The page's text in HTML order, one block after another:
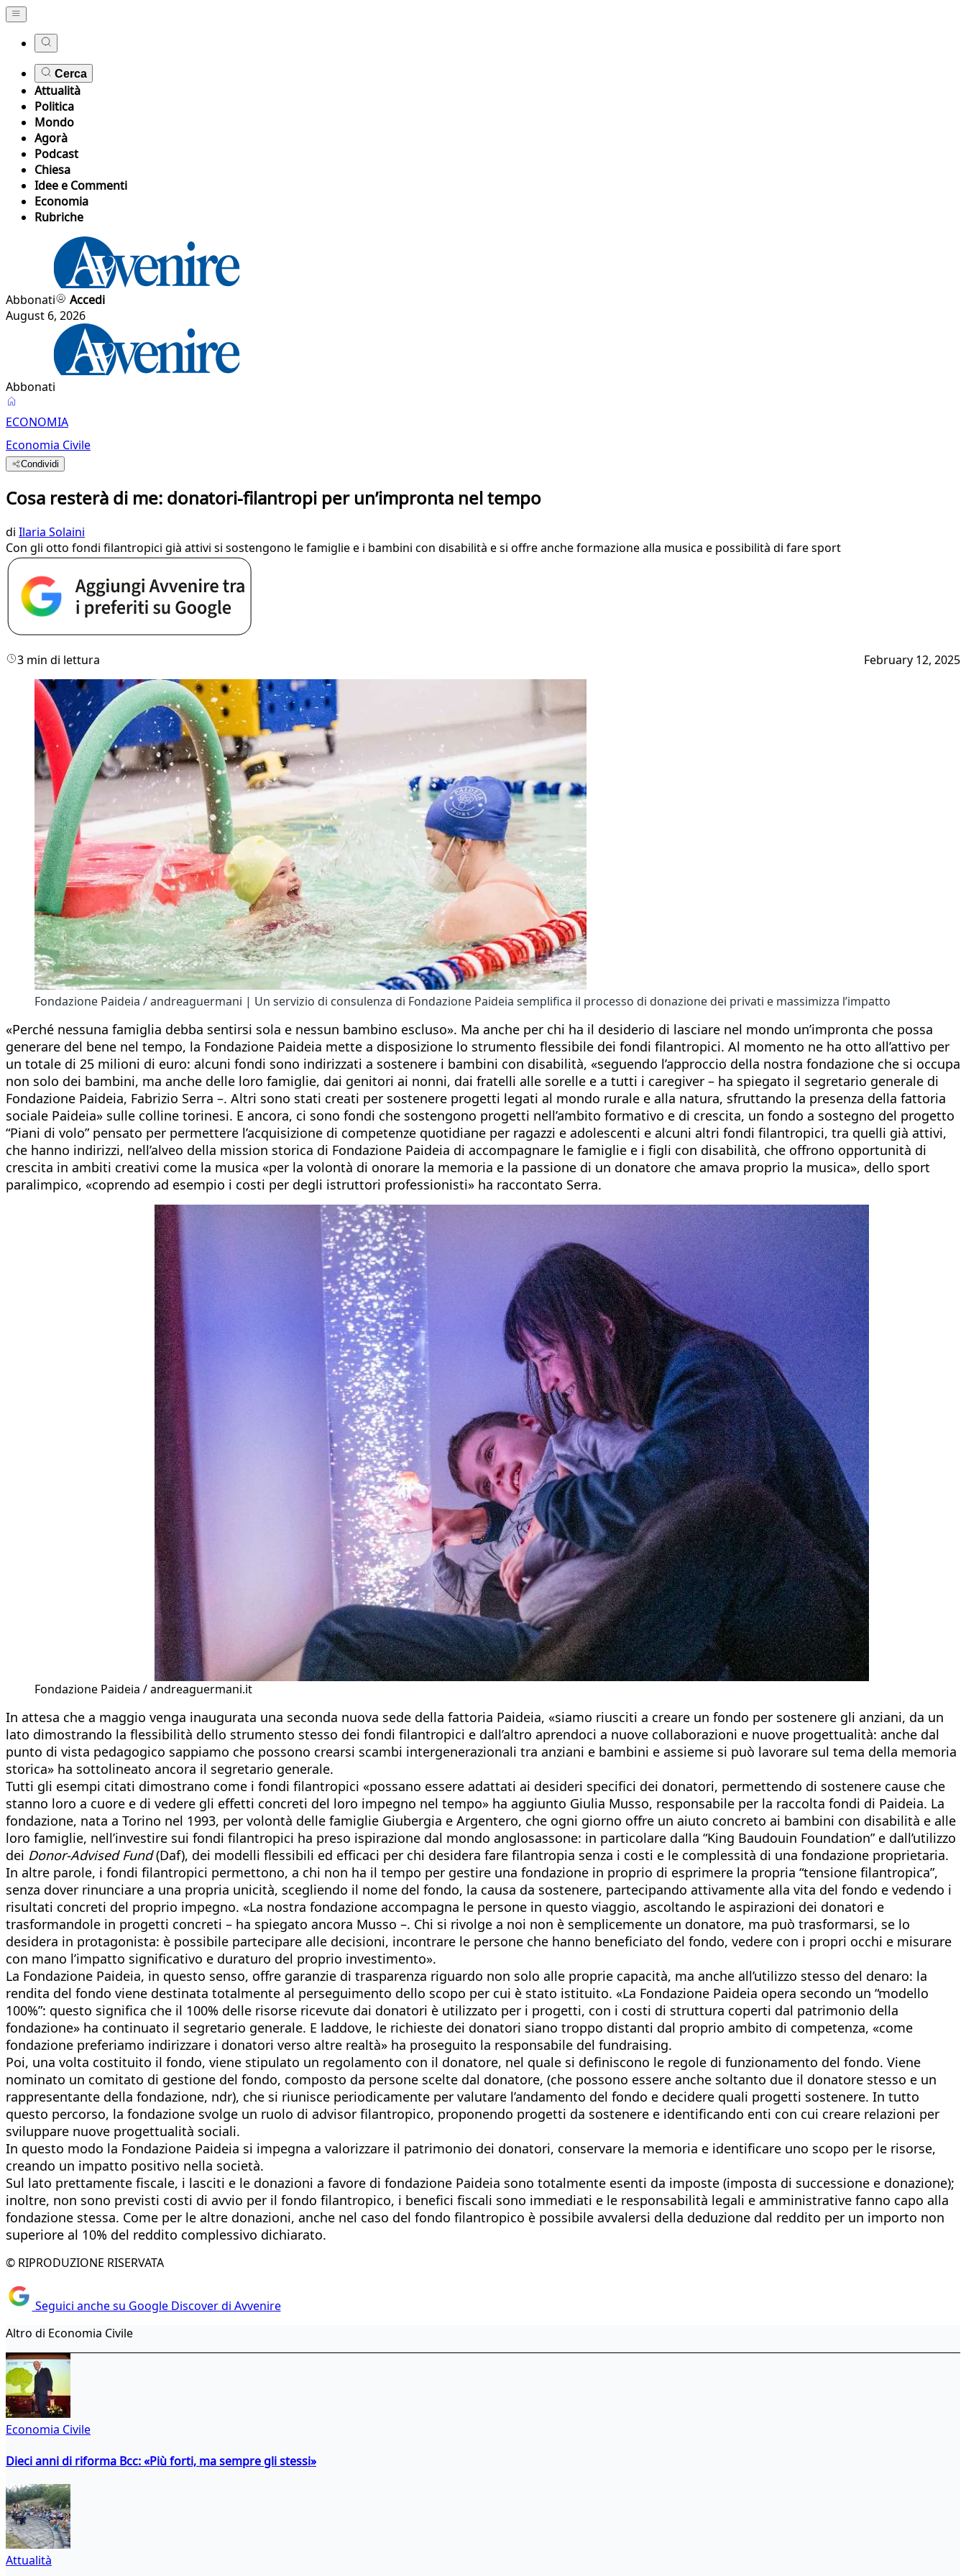
Cerca
Attualità
Politica
Mondo
Agorà
Podcast
Chiesa
Idee e Commenti
Economia
Rubriche
Abbonati
Accedi
August 6, 2026
Abbonati
ECONOMIA
Economia Civile
Condividi
Cosa resterà di me: donatori-filantropi per un’impronta nel tempo
di Ilaria Solaini
Con gli otto fondi filantropici già attivi si sostengono le famiglie e i bambini con disabilità e si offre anche formazione alla musica e possibilità di fare sport
3 min di lettura February 12, 2025
Fondazione Paideia / andreaguermani | Un servizio di consulenza di Fondazione Paideia semplifica il processo di donazione dei privati e massimizza l’impatto
«Perché nessuna famiglia debba sentirsi sola e nessun bambino escluso». Ma anche per chi ha il desiderio di lasciare nel mondo un’impronta che possa
generare del bene nel tempo, la Fondazione Paideia mette a disposizione lo strumento flessibile dei fondi filantropici. Al momento ne ha otto all’attivo per
un totale di 25 milioni di euro: alcuni fondi sono indirizzati a sostenere i bambini con disabilità, «seguendo l’approccio della nostra fondazione che si occupa
non solo dei bambini, ma anche delle loro famiglie, dai genitori ai nonni, dai fratelli alle sorelle e a tutti i caregiver – ha spiegato il segretario generale di
Fondazione Paideia, Fabrizio Serra –. Altri sono stati creati per sostenere progetti legati al mondo rurale e alla natura, sfruttando la presenza della fattoria
sociale Paideia» sulle colline torinesi. E ancora, ci sono fondi che sostengono progetti nell’ambito formativo e di crescita, un fondo a sostegno del progetto
“Piani di volo” pensato per permettere l’acquisizione di competenze quotidiane per ragazzi e adolescenti e alcuni altri fondi filantropici, tra quelli già attivi,
che hanno indirizzi, nell’alveo della mission storica di Fondazione Paideia di accompagnare le famiglie e i figli con disabilità, che offrono opportunità di
crescita in ambiti creativi come la musica «per la volontà di onorare la memoria e la passione di un donatore che amava proprio la musica», dello sport
paralimpico, «coprendo ad esempio i costi per degli istruttori professionisti» ha raccontato Serra.
Fondazione Paideia / andreaguermani.it
In attesa che a maggio venga inaugurata una seconda nuova sede della fattoria Paideia, «siamo riusciti a creare un fondo per sostenere gli anziani, da un
lato dimostrando la flessibilità dello strumento stesso dei fondi filantropici e dall’altro aprendoci a nuove collaborazioni e nuove progettualità: anche dal
punto di vista pedagogico sappiamo che possono crearsi scambi intergenerazionali tra anziani e bambini e assieme si può lavorare sul tema della memoria
storica» ha sottolineato ancora il segretario generale.
Tutti gli esempi citati dimostrano come i fondi filantropici «possano essere adattati ai desideri specifici dei donatori, permettendo di sostenere cause che
stanno loro a cuore e di vedere gli effetti concreti del loro impegno nel tempo» ha aggiunto Giulia Musso, responsabile per la raccolta fondi di Paideia. La
fondazione, nata a Torino nel 1993, per volontà delle famiglie Giubergia e Argentero, che ogni giorno offre un aiuto concreto ai bambini con disabilità e alle
loro famiglie, nell’investire sui fondi filantropici ha preso ispirazione dal mondo anglosassone: in particolare dalla “King Baudouin Foundation” e dall’utilizzo
dei Donor-Advised Fund(Daf), dei modelli flessibili ed efficaci per chi desidera fare filantropia senza i costi e le complessità di una fondazione proprietaria.
In altre parole, i fondi filantropici permettono, a chi non ha il tempo per gestire una fondazione in proprio di esprimere la propria “tensione filantropica”,
senza dover rinunciare a una propria unicità, scegliendo il nome del fondo, la causa da sostenere, partecipando attivamente alla vita del fondo e vedendo i
risultati concreti del proprio impegno. «La nostra fondazione accompagna le persone in questo viaggio, ascoltando le aspirazioni dei donatori e
trasformandole in progetti concreti – ha spiegato ancora Musso –. Chi si rivolge a noi non è semplicemente un donatore, ma può trasformarsi, se lo
desidera in protagonista: è possibile partecipare alle decisioni, incontrare le persone che hanno beneficiato del fondo, vedere con i propri occhi e misurare
con mano l’impatto significativo e duraturo del proprio investimento».
La Fondazione Paideia, in questo senso, offre garanzie di trasparenza riguardo non solo alle proprie capacità, ma anche all’utilizzo stesso del denaro: la
rendita del fondo viene destinata totalmente al perseguimento dello scopo per cui è stato istituito. «La Fondazione Paideia opera secondo un “modello
100%”: questo significa che il 100% delle risorse ricevute dai donatori è utilizzato per i progetti, con i costi di struttura coperti dal patrimonio della
fondazione» ha continuato il segretario generale. E laddove, le richieste dei donatori siano troppo distanti dal proprio ambito di competenza, «come
fondazione preferiamo indirizzare i donatori verso altre realtà» ha proseguito la responsabile del fundraising.
Poi, una volta costituito il fondo, viene stipulato un regolamento con il donatore, nel quale si definiscono le regole di funzionamento del fondo. Viene
nominato un comitato di gestione del fondo, composto da persone scelte dal donatore, (che possono essere anche soltanto due il donatore stesso e un
rappresentante della fondazione, ndr), che si riunisce periodicamente per valutare l’andamento del fondo e decidere quali progetti sostenere. In tutto
questo percorso, la fondazione svolge un ruolo di advisor filantropico, proponendo progetti da sostenere e identificando enti con cui creare relazioni per
sviluppare nuove progettualità sociali.
In questo modo la Fondazione Paideia si impegna a valorizzare il patrimonio dei donatori, conservare la memoria e identificare uno scopo per le risorse,
creando un impatto positivo nella società.
Sul lato prettamente fiscale, i lasciti e le donazioni a favore di fondazione Paideia sono totalmente esenti da imposte (imposta di successione e donazione);
inoltre, non sono previsti costi di avvio per il fondo filantropico, i benefici fiscali sono immediati e le responsabilità legali e amministrative fanno capo alla
fondazione stessa. Come per le altre donazioni, anche nel caso del fondo filantropico è possibile avvalersi della deduzione dal reddito per un importo non
superiore al 10% del reddito complessivo dichiarato.
© RIPRODUZIONE RISERVATA
Seguici anche su Google Discover di Avvenire
Altro di Economia Civile
Economia Civile
Dieci anni di riforma Bcc: «Più forti, ma sempre gli stessi»
Attualità